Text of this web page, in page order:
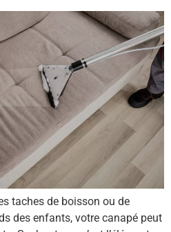
taches de boisson ou de
des enfants, votre canapé peut